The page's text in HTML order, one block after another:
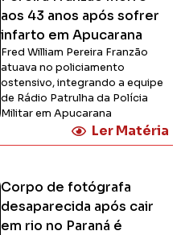
aos 43 anos após sofrer
infarto em Apucarana
Fred William Pereira Franzão
atuava no policiamento
ostensivo, integrando a equipe
de Rádio Patrulha da Polícia
Militar em Apucarana
Ler Matéria
Corpo de fotógrafa
desaparecida após cair
em rio no Paraná é